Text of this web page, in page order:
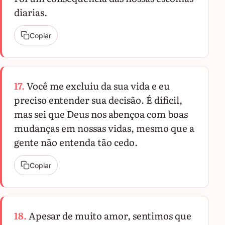
diarias.
Copiar
17.Você me excluiu da sua vida e eu
preciso entender sua decisão. É díficil,
mas sei que Deus nos abençoa com boas
mudanças em nossas vidas, mesmo que a
gente não entenda tão cedo.
Copiar
18.Apesar de muito amor, sentimos que